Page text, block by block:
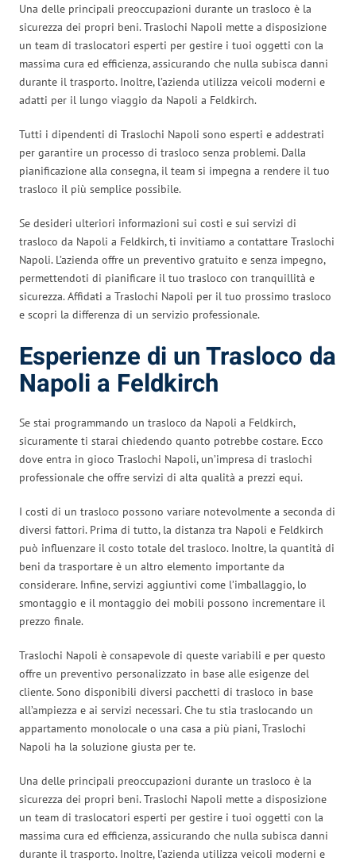
Una delle principali preoccupazioni durante un trasloco è la
sicurezza dei propri beni. Traslochi Napoli mette a disposizione
un team di traslocatori esperti per gestire i tuoi oggetti con la
massima cura ed efficienza, assicurando che nulla subisca danni
durante il trasporto. Inoltre, l’azienda utilizza veicoli moderni e
adatti per il lungo viaggio da Napoli a Feldkirch.
Tutti i dipendenti di Traslochi Napoli sono esperti e addestrati
per garantire un processo di trasloco senza problemi. Dalla
pianificazione alla consegna, il team si impegna a rendere il tuo
trasloco il più semplice possibile.
Se desideri ulteriori informazioni sui costi e sui servizi di
trasloco da Napoli a Feldkirch, ti invitiamo a contattare Traslochi
Napoli. L’azienda offre un preventivo gratuito e senza impegno,
permettendoti di pianificare il tuo trasloco con tranquillità e
sicurezza. Affidati a Traslochi Napoli per il tuo prossimo trasloco
e scopri la differenza di un servizio professionale.
Esperienze di un Trasloco da
Napoli a Feldkirch
Se stai programmando un trasloco da Napoli a Feldkirch,
sicuramente ti starai chiedendo quanto potrebbe costare. Ecco
dove entra in gioco Traslochi Napoli, un’impresa di traslochi
professionale che offre servizi di alta qualità a prezzi equi.
I costi di un trasloco possono variare notevolmente a seconda di
diversi fattori. Prima di tutto, la distanza tra Napoli e Feldkirch
può influenzare il costo totale del trasloco. Inoltre, la quantità di
beni da trasportare è un altro elemento importante da
considerare. Infine, servizi aggiuntivi come l’imballaggio, lo
smontaggio e il montaggio dei mobili possono incrementare il
prezzo finale.
Traslochi Napoli è consapevole di queste variabili e per questo
offre un preventivo personalizzato in base alle esigenze del
cliente. Sono disponibili diversi pacchetti di trasloco in base
all’ampiezza e ai servizi necessari. Che tu stia traslocando un
appartamento monolocale o una casa a più piani, Traslochi
Napoli ha la soluzione giusta per te.
Una delle principali preoccupazioni durante un trasloco è la
sicurezza dei propri beni. Traslochi Napoli mette a disposizione
un team di traslocatori esperti per gestire i tuoi oggetti con la
massima cura ed efficienza, assicurando che nulla subisca danni
durante il trasporto. Inoltre, l’azienda utilizza veicoli moderni e